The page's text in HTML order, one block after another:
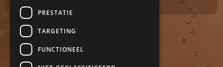
PRESTATIE
TARGETING
FUNCTIONEEL